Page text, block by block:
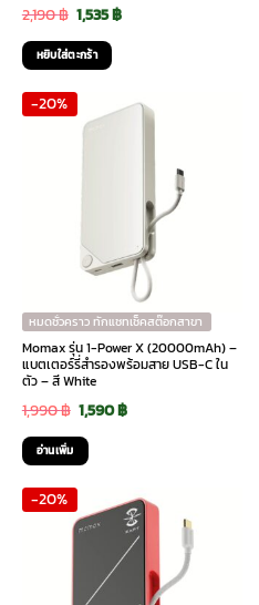
2,190฿ Original
price
was:
2,190 ฿.
1,535฿Current
1,535 ฿.
หยิบใส่ตะกร้า
-20%
หมดชั่วคราว ทักแชทเช็คสต๊อกสาขา
Momax รุ่น 1-Power X (20000mAh) –
แบตเตอร์รี่สำรองพร้อมสาย USB-C ใน
ตัว – สี White
1,990฿ Original
price
was:
1,990 ฿.
1,590฿Current
1,590 ฿.
อ่านเพิ่ม
-20%